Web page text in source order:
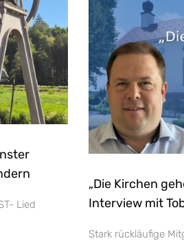
Lied
„Die Kirchen
Interview mit
Stark rückläufige